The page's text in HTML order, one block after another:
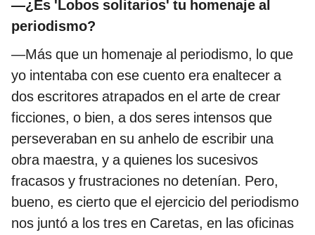
—¿Es 'Lobos solitarios' tu homenaje al
periodismo?
—Más que un homenaje al periodismo, lo que
yo intentaba con ese cuento era enaltecer a
dos escritores atrapados en el arte de crear
ficciones, o bien, a dos seres intensos que
perseveraban en su anhelo de escribir una
obra maestra, y a quienes los sucesivos
fracasos y frustraciones no detenían. Pero,
bueno, es cierto que el ejercicio del periodismo
nos juntó a los tres en Caretas, en las oficinas